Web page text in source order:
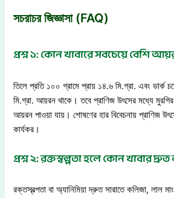
সচরাচর জিজ্ঞাসা (FAQ)
প্রশ্ন ১: কোন খাবারে সবচেয়ে বেশি
তিলে প্রতি ১০০ গ্রামে প্রায় ১৪.৬ মি.গ্রা. এবং
মি.গ্রা. আয়রন থাকে। তবে প্রাণিজ উৎসের মধ্যে মুরগির
আয়রন পাওয়া যায়। শোষণের হার বিবেচনায় প্রাণিজ
কার্যকর।
প্রশ্ন ২: রক্তস্বল্পতা হলে কোন খাবার
রক্তস্বল্পতা বা অ্যানিমিয়া দ্রুত সারাতে কলিজা, লাল